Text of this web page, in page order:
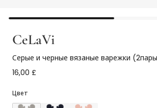
CeLaVi
Серые и черные вязаные варежки
16,00 £
Цвет